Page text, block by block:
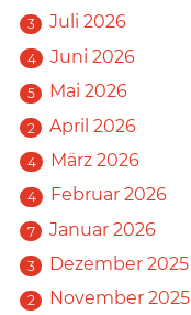
3 Juli 2026
4 Juni 2026
5 Mai 2026
2 April 2026
4 März 2026
4 Februar 2026
7 Januar 2026
3 Dezember 2025
2 November 2025